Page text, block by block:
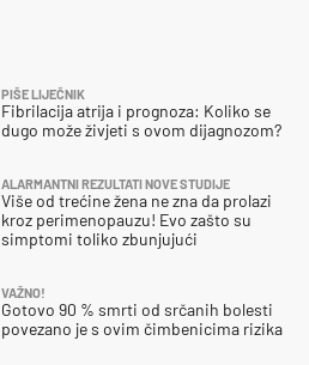
PIŠE LIJEČNIK
Fibrilacija atrija i prognoza: Koliko se
dugo može živjeti s ovom dijagnozom?
ALARMANTNI REZULTATI NOVE STUDIJE
Više od trećine žena ne zna da prolazi
kroz perimenopauzu! Evo zašto su
simptomi toliko zbunjujući
VAŽNO!
Gotovo 90 % smrti od srčanih bolesti
povezano je s ovim čimbenicima rizika